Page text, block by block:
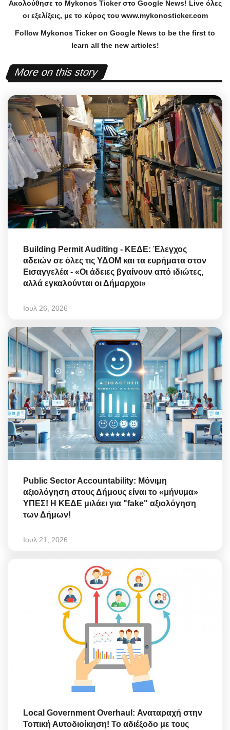
Ακολούθησε το Mykonos Tickerστο Google News! Liveόλες
οι εξελίξεις, με το κύρος του www.mykonosticker.com
Follow Mykonos Ticker on Google News to be the first to
learn all the new articles!
More on this story
Building Permit Auditing - ΚΕΔΕ: Έλεγχος
αδειών σε όλες τις ΥΔΟΜ και τα ευρήματα στον
Εισαγγελέα - «Οι άδειες βγαίνουν από ιδιώτες,
αλλά εγκαλούνται οι Δήμαρχοι»
Ιουλ 26, 2026
Public Sector Accountability: Μόνιμη
αξιολόγηση στους Δήμους είναι το «μήνυμα»
ΥΠΕΣ! Η ΚΕΔΕ μιλάει για "fake" αξιολόγηση
των Δήμων!
Ιουλ 21, 2026
Local Government Overhaul: Αναταραχή στην
Τοπική Αυτοδιοίκηση! Το αδιέξοδο με τους